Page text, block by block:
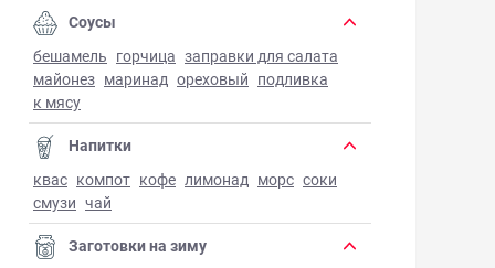
Соусы
бешамель горчица заправки для салата
майонез маринад ореховый подливка
к мясу
Напитки
квас компот кофе лимонад морс соки
смузи чай
Заготовки на зиму